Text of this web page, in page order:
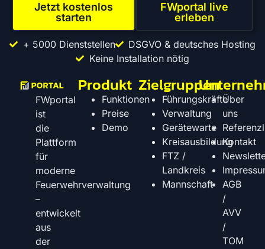
Jetzt kostenlos
starten
FWportal live
erleben
+ 5000 Dienststellen
DSGVO & deutsches Hosting
Keine Installation nötig
FWportal
ist
die
Plattform
für
moderne
Feuerwehrverwaltung
–
entwickelt
aus
der
Produkt
Funktionen
Preise
Demo
Zielgruppen
Führungskräfte
Verwaltung
Gerätewarte
Kreisausbildung
FTZ /
Landkreis
Mannschaft
Über
uns
Kontakt
AGB
/
AVV
/
TOM